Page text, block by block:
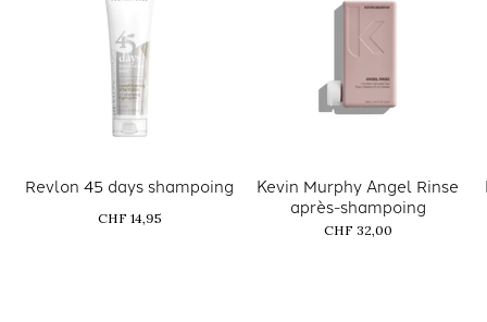
Revlon 45 days shampoing
CHF 14,95
Kevin Murphy Angel Rinse
après-shampoing
CHF 32,00